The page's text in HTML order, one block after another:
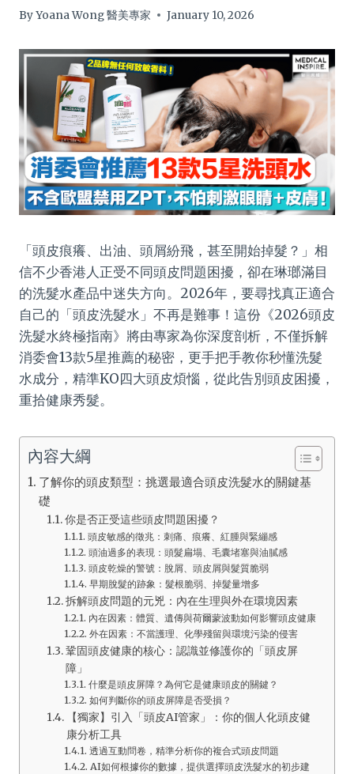
ByYoana Wong 醫美專家 January 10, 2026
「頭皮痕癢、出油、頭屑紛飛，甚至開始掉髮？」相
信不少香港人正受不同頭皮問題困擾，卻在琳瑯滿目
的洗髮水產品中迷失方向。2026年，要尋找真正適合
自己的「頭皮洗髮水」不再是難事！這份《2026頭皮
洗髮水終極指南》將由專家為你深度剖析，不僅拆解
消委會13款5星推薦的秘密，更手把手教你秒懂洗髮
水成分，精準KO四大頭皮煩惱，從此告別頭皮困擾，
重拾健康秀髮。
內容大綱
了解你的頭皮類型：挑選最適合頭皮洗髮水的關鍵基
礎
你是否正受這些頭皮問題困擾？
頭皮敏感的徵兆：刺痛、痕癢、紅腫與緊繃感
頭油過多的表現：頭髮扁塌、毛囊堵塞與油膩感
頭皮乾燥的警號：脫屑、頭皮屑與髮質脆弱
早期脫髮的跡象：髮根脆弱、掉髮量增多
拆解頭皮問題的元兇：內在生理與外在環境因素
內在因素：體質、遺傳與荷爾蒙波動如何影響頭皮健康
外在因素：不當護理、化學殘留與環境污染的侵害
鞏固頭皮健康的核心：認識並修護你的「頭皮屏
障」
什麼是頭皮屏障？為何它是健康頭皮的關鍵？
如何判斷你的頭皮屏障是否受損？
【獨家】引入「頭皮AI管家」：你的個人化頭皮健
康分析工具
透過互動問卷，精準分析你的複合式頭皮問題
AI如何根據你的數據，提供選擇頭皮洗髮水的初步建